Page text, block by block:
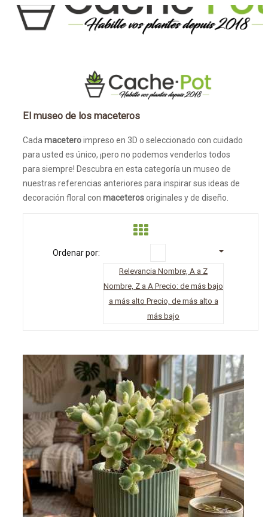
EL MUSEO DE LOS MACETEROS
El museo de los maceteros
Cadamaceteroimpreso en 3D o seleccionado con cuidado
para usted es único, ¡pero no podemos venderlos todos
para siempre! Descubra en esta categoría un museo de
nuestras referencias anteriores para inspirar sus ideas de
decoración floral con maceterosoriginales y de diseño.
Ordenar por:
Relevancia Nombre, A a Z
Nombre, Z a A Precio: de más bajo
a más alto Precio, de más alto a
más bajo